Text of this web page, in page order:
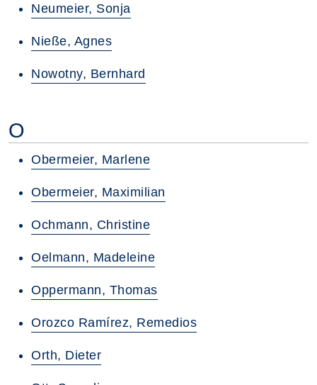
Neumeier, Sonja
Nieße, Agnes
Nowotny, Bernhard
O
Obermeier, Marlene
Obermeier, Maximilian
Ochmann, Christine
Oelmann, Madeleine
Oppermann, Thomas
Orozco Ramírez, Remedios
Orth, Dieter